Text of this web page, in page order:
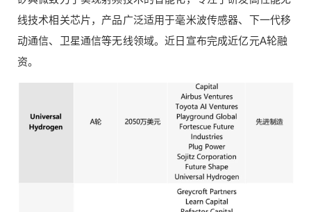
线技术相关芯片，产品广泛适用于毫米波传感器、下一代移
动通信、卫星通信等无线领域。近日宣布完成近亿元A轮融
资。
2 5 10
付费内容
6位以上
6位以上